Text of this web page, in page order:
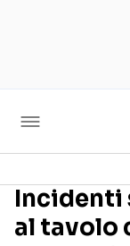
Incidenti
al tavolo